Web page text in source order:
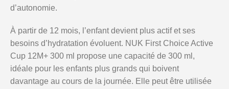
d’autonomie.
À partir de 12 mois, l’enfant devient plus actif et ses
besoins d’hydratation évoluent. NUK First Choice Active
Cup 12M+ 300 ml propose une capacité de 300 ml,
idéale pour les enfants plus grands qui boivent
davantage au cours de la journée. Elle peut être utilisée